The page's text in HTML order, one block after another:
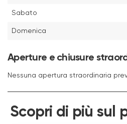
Sabato
Domenica
Aperture e chiusure
Nessuna apertura straordinaria
Scopri di più sul